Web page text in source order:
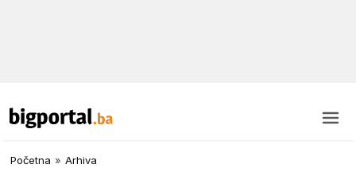
Početna » Arhiva